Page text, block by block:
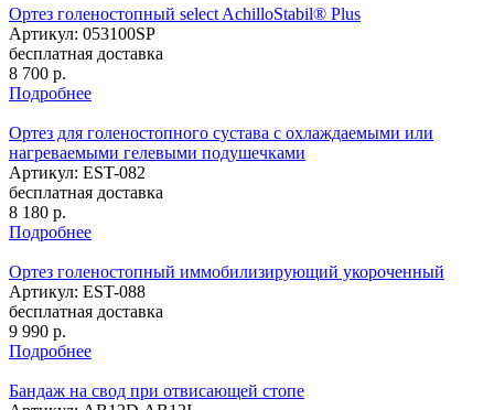
Ортез голеностопный select AchilloStabil® Plus
Артикул: 053100SP
бесплатная доставка
8 700 р.
Подробнее
Ортез для голеностопного сустава с охлаждаемыми или
нагреваемыми гелевыми подушечками
Артикул: EST-082
бесплатная доставка
8 180 р.
Подробнее
Ортез голеностопный иммобилизирующий укороченный
Артикул: EST-088
бесплатная доставка
9 990 р.
Подробнее
Бандаж на свод при отвисающей стопе